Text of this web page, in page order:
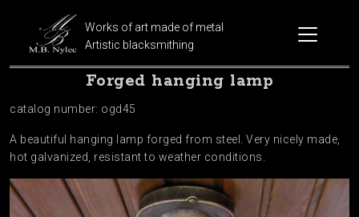
Works of art made of metal
Artistic blacksmithing
Forged hanging lamp
catalog number: ogd45
A beautiful hanging lamp forged from steel. Very nicely made,
hot galvanized, resistant to weather conditions.